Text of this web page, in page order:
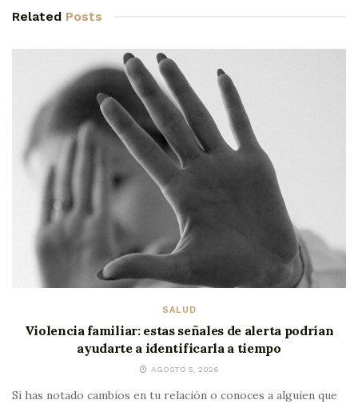
Related Posts
SALUD
Violencia familiar: estas señales de alerta podrían
ayudarte a identificarla a tiempo
AGOSTO 5, 2026
Si has notado cambios en tu relación o conoces a alguien que